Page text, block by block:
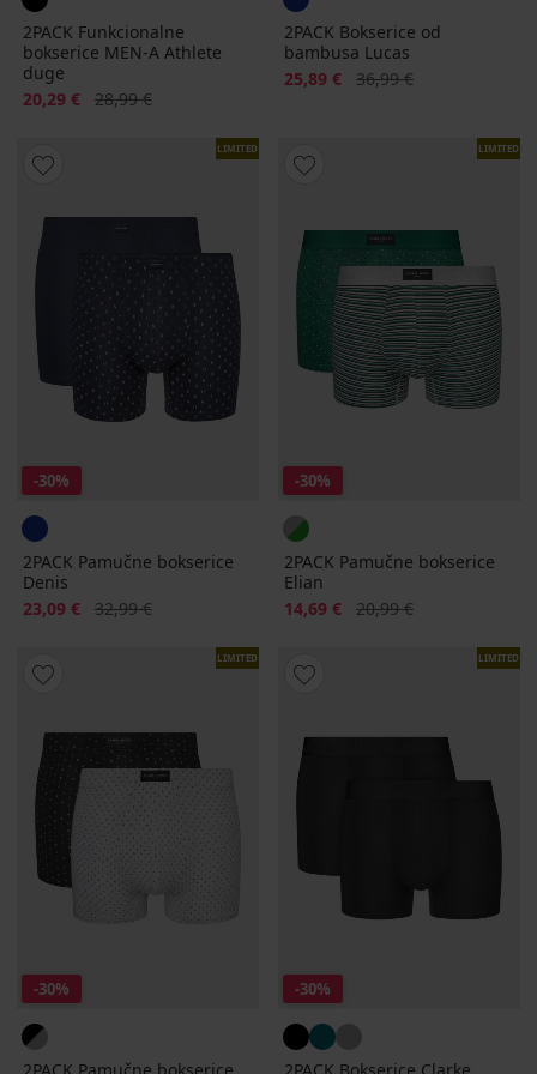
2PACK Funkcionalne
bokserice MEN-A Athlete
duge
Popust
20,29 € Prvobitna cijena
28,99 €
2PACK Bokserice od
bambusa Lucas
Popust
25,89 € Prvobitna cijena
36,99 €
LIMITED
-30%
2PACK Pamučne bokserice
Denis
Popust
23,09 € Prvobitna cijena
32,99 €
LIMITED
-30%
2PACK Pamučne bokserice
Elian
Popust
14,69 € Prvobitna cijena
20,99 €
LIMITED
-30%
LIMITED
-30%